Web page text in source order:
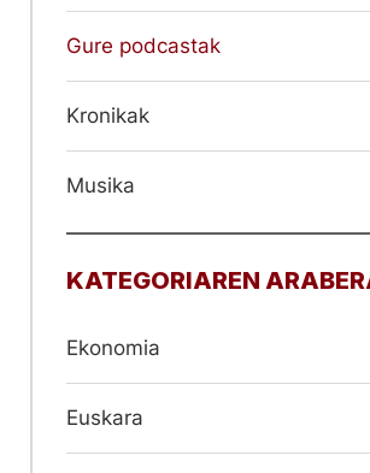
Gure podcastak
Kronikak
Musika
KATEGORIAREN
Ekonomia
Euskara